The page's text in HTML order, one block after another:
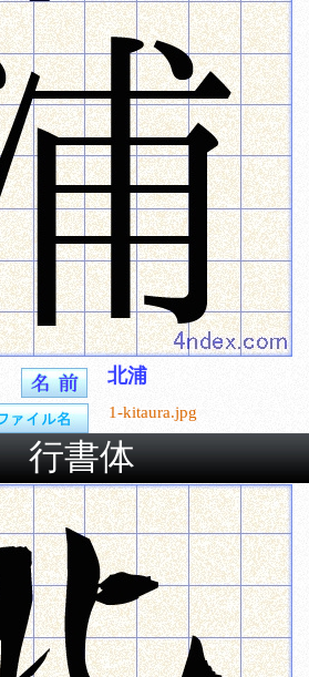
北浦
1-kitaura.jpg
行書体